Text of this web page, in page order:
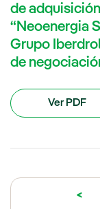
de
“Neoenergia
Grupo
de
Ver PDF
<